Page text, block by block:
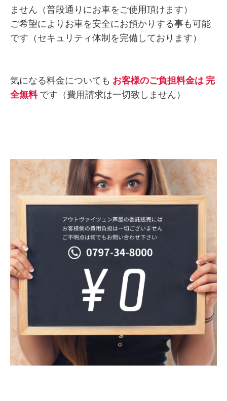
ません（普段通りにお車をご使用頂けます）
ご希望によりお車を安全にお預かりする事も可能
です（セキュリティ体制を完備しております）
気になる料金についても お客様のご負担料金は 完
全無料 です（費用請求は一切致しません）